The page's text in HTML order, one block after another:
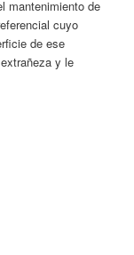
mantenimiento de
cuyo
de ese
y le